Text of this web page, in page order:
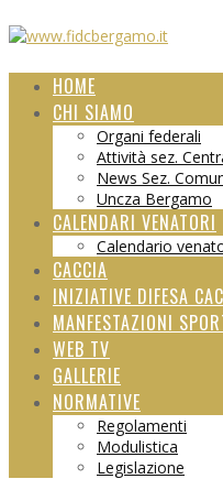
HOME
CHI SIAMO
Organi federali
Attività sez.
News Sez.
Uncza Bergamo
CALENDARI VENATORI
Calendario
CACCIA
INIZIATIVE DIFESA
MANFESTAZIONI
WEB TV
GALLERIE
NORMATIVE
Regolamenti
Modulistica
Legislazione